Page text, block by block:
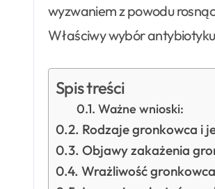
wyzwaniem z powodu
Właściwy wybór
Spis treści
Ważne wnioski:
Rodzaje gronkowca i
Objawy zakażenia
Wrażliwość